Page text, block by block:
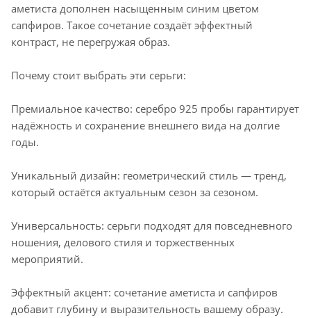
аметиста дополнен насыщенным синим цветом
сапфиров. Такое сочетание создаёт эффектный
контраст, не перегружая образ.
Почему стоит выбрать эти серьги:
Премиальное качество: серебро 925 пробы гарантирует
надёжность и сохранение внешнего вида на долгие
годы.
Уникальный дизайн: геометрический стиль — тренд,
который остаётся актуальным сезон за сезоном.
Универсальность: серьги подходят для повседневного
ношения, делового стиля и торжественных
мероприятий.
Эффектный акцент: сочетание аметиста и сапфиров
добавит глубину и выразительность вашему образу.